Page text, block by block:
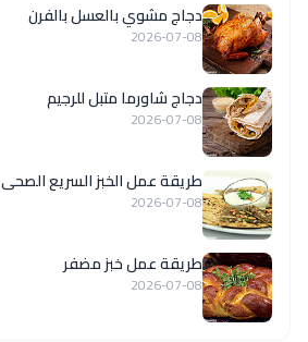
دجاج مشوي بالعسل بالفرن
2026-07-08
دجاج شاورما متبل للرجيم
2026-07-08
طريقة عمل الخبز السريع الصحى
2026-07-08
طريقة عمل خبز مضفر
2026-07-08